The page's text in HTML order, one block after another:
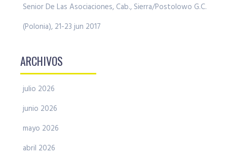
Senior De Las Asociaciones, Cab., Sierra/Postolowo G.C.
(Polonia), 21-23 jun 2017
ARCHIVOS
julio 2026
junio 2026
mayo 2026
abril 2026